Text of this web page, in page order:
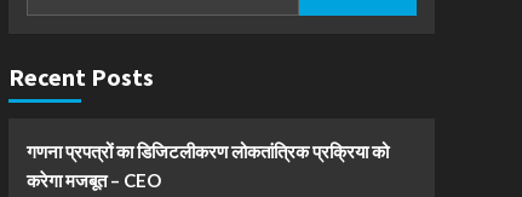
Recent Posts
गणना प्रपत्रों का डिजिटलीकरण लोकतांत्रिक प्रक्रिया को
करेगा मजबूत – CEO